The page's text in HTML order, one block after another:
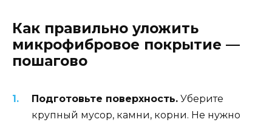
Как правильно уложить
микрофибровое покрытие —
пошагово
Подготовьте поверхность. Уберите
крупный мусор, камни, корни. Не нужно